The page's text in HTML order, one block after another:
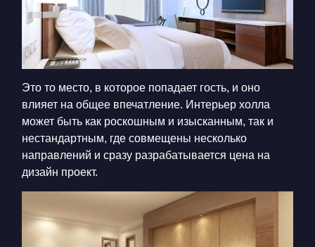
Это то место, в которое попадает гость, и оно
влияет на общее впечатление. Интерьер холла
может быть как роскошным и изысканным, так и
нестандартным, где совмещены несколько
направлений и сразу разрабатывается цена на
дизайн проект.